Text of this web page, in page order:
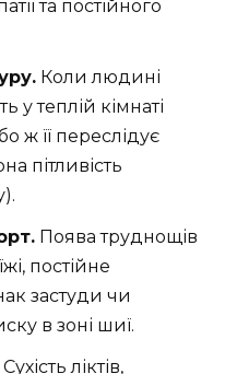
та постійного
Коли людині
у теплій кімнаті
ж її переслідує
пітливість
Поява труднощів
постійне
застуди чи
в зоні шиї.
Сухість ліктів,